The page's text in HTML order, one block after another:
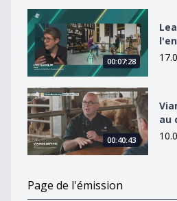
Leaders en transition,
00:07:28
Viande : les producteurs au
00:40:43
au
Page de l'émission